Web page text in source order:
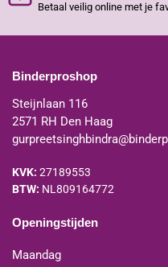
Betaal veilig online met je
Binderproshop
Steijnlaan 116
2571 RH Den Haag
KVK: 27189553
BTW: NL809164772
Openingstijden
Maandag